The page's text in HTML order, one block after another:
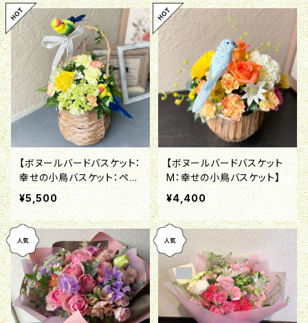
【ボヌールバードバスケット：
幸せの小鳥バスケット：ペ
ア】
¥5,500
【ボヌールバードバスケット
M：幸せの小鳥バスケット】
¥4,400